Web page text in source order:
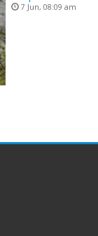
7 Jun, 08:09 am